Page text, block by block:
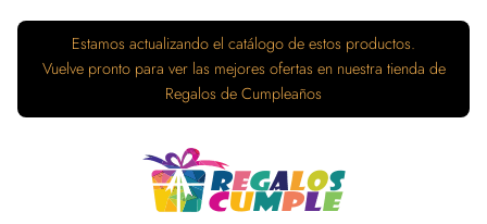
Estamos actualizando el catálogo de estos productos.
Vuelve pronto para ver las mejores ofertas en nuestra tienda de
Regalos de Cumpleaños